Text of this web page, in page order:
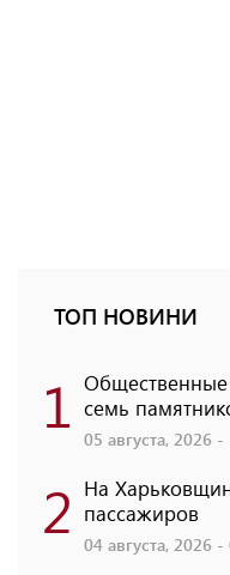
ТОП НОВИНИ
1 Общественные
семь
05 августа, 2026 -
2 На
пассажиров
04 августа, 2026 -